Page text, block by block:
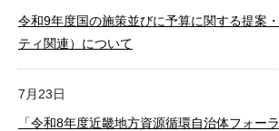
令和9年度国の施策並びに予算に関する提案
ティ関連）について
7月23日
「令和8年度近畿地方資源循環自治体フォー